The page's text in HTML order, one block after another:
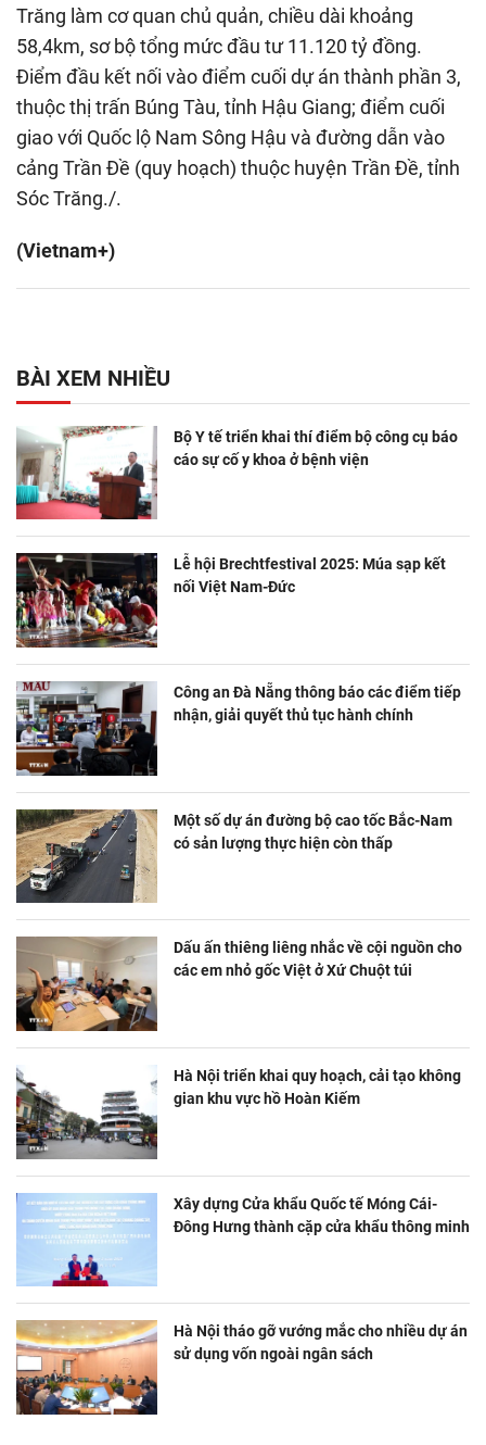
Trăng làm cơ quan chủ quản, chiều dài khoảng
58,4km, sơ bộ tổng mức đầu tư 11.120 tỷ đồng.
Điểm đầu kết nối vào điểm cuối dự án thành phần 3,
thuộc thị trấn Búng Tàu, tỉnh Hậu Giang; điểm cuối
giao với Quốc lộ Nam Sông Hậu và đường dẫn vào
cảng Trần Đề (quy hoạch) thuộc huyện Trần Đề, tỉnh
Sóc Trăng./.
(Vietnam+)
BÀI XEM NHIỀU
Bộ Y tế triển khai thí điểm bộ công cụ báo
cáo sự cố y khoa ở bệnh viện
Lễ hội Brechtfestival 2025: Múa sạp kết
nối Việt Nam-Đức
Công an Đà Nẵng thông báo các điểm tiếp
nhận, giải quyết thủ tục hành chính
Một số dự án đường bộ cao tốc Bắc-Nam
có sản lượng thực hiện còn thấp
Dấu ấn thiêng liêng nhắc về cội nguồn cho
các em nhỏ gốc Việt ở Xứ Chuột túi
Hà Nội triển khai quy hoạch, cải tạo không
gian khu vực hồ Hoàn Kiếm
Xây dựng Cửa khẩu Quốc tế Móng Cái-
Đông Hưng thành cặp cửa khẩu thông minh
Hà Nội tháo gỡ vướng mắc cho nhiều dự án
sử dụng vốn ngoài ngân sách